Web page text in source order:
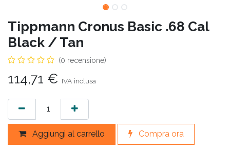
Tippmann Cronus Basic .68 Cal
Black / Tan
(0 recensione)
114,71 € IVA inclusa
Aggiungi al carrello Compra ora